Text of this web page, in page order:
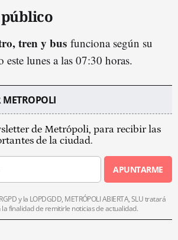
tren y bus funciona según su
este lunes a las 07:30 horas.
METROPOLI
de Metrópoli, para recibir las
de la ciudad.
APUNTARME
y la LOPDGDD, METRÓPOLI ABIERTA, SLU tratará
finalidad de remitirle noticias de actualidad.